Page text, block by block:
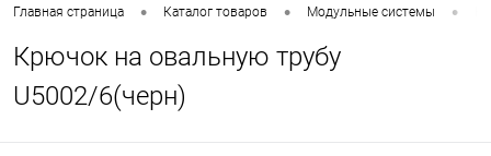
Главная страница • Каталог товаров • Модульные системы •
Крючок на овальную трубу
U5002/6(черн)